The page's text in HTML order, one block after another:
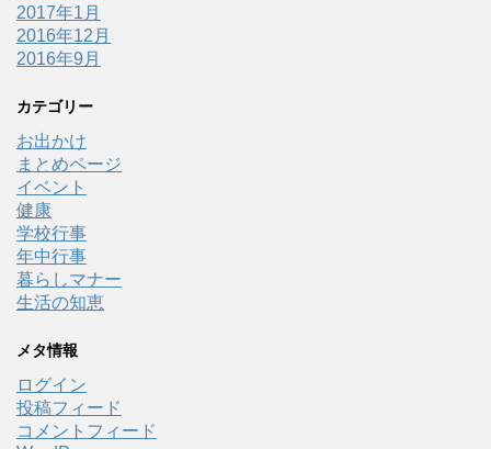
2017年1月
2016年12月
2016年9月
カテゴリー
お出かけ
まとめページ
イベント
健康
学校行事
年中行事
暮らしマナー
生活の知恵
メタ情報
ログイン
投稿フィード
コメントフィード